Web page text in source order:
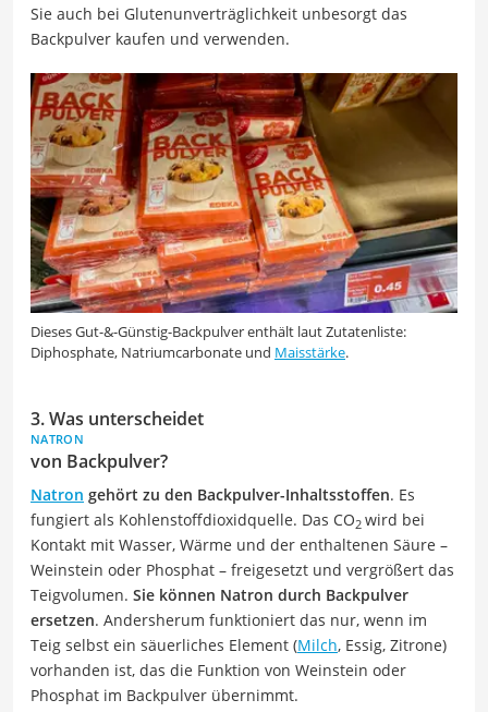
Sie auch bei Glutenunverträglichkeit unbesorgt das
Backpulver kaufen und verwenden.
Dieses Gut-&-Günstig-Backpulver enthält laut Zutatenliste:
Diphosphate, Natriumcarbonate und Maisstärke.
3. Was unterscheidet
NATRON
von Backpulver?
Natron gehört zu den Backpulver-Inhaltsstoffen. Es
fungiert als Kohlenstoffdioxidquelle. Das CO2 wird bei
Kontakt mit Wasser, Wärme und der enthaltenen Säure –
Weinstein oder Phosphat – freigesetzt und vergrößert das
Teigvolumen. Sie können Natron durch Backpulver
ersetzen. Andersherum funktioniert das nur, wenn im
Teig selbst ein säuerliches Element (Milch, Essig, Zitrone)
vorhanden ist, das die Funktion von Weinstein oder
Phosphat im Backpulver übernimmt.